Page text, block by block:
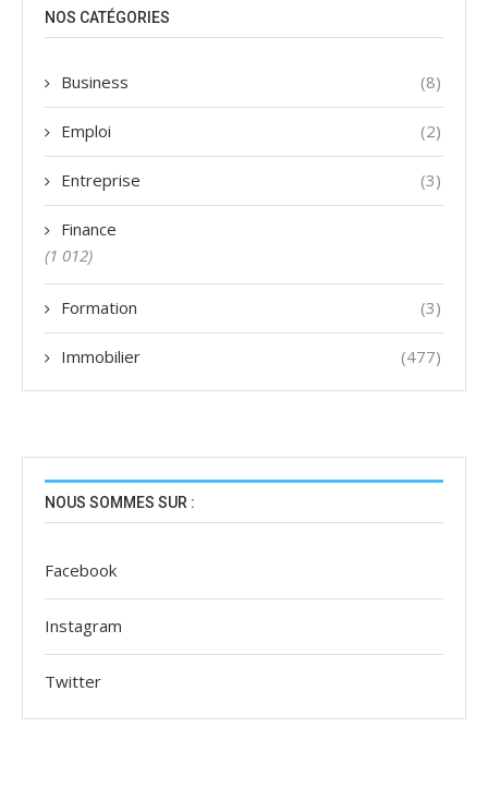
NOS CATÉGORIES
Business (8)
Emploi (2)
Entreprise (3)
Finance
(1 012)
Formation (3)
Immobilier (477)
NOUS SOMMES SUR :
Facebook
Instagram
Twitter